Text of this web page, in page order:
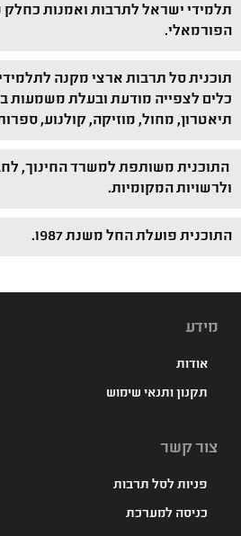
תלמידי ישראל לתרבות ואמנות
הפורמאלי.
תוכנית סל תרבות ארצי מקנה
כלים לצפייה מודעת ובעלת משמעות
תיאטרון, מחול, מוזיקה, קולנוע,
התוכנית משותפת למשרד החינוך,
ולרשויות המקומיות.
התוכנית פועלת החל משנת 1987.
מידע
אודות
תקנון ותנאי שימוש
צור קשר
פניות לסל תרבות
כניסה למערכת